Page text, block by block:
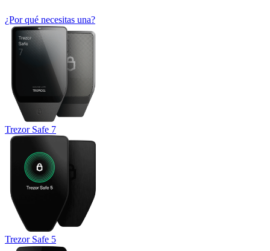
¿Por qué necesitas una?
Trezor Safe 7
Trezor Safe 5